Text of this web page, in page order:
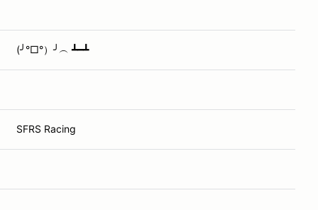
(╯°□°）╯︵ ┻━┻
SFRS Racing